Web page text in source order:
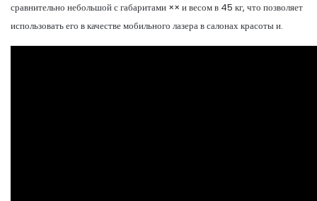
сравнительно небольшой с габаритами ×× и весом в 45 кг, что позволяет
использовать его в качестве мобильного лазера в салонах красоты и.